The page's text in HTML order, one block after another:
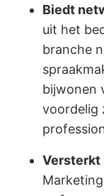
Biedt
uit het
branche
bijwonen
voordelig
Versterkt